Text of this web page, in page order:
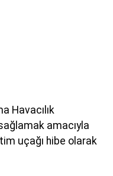
Havacılık
amacıyla
uçağı hibe olarak